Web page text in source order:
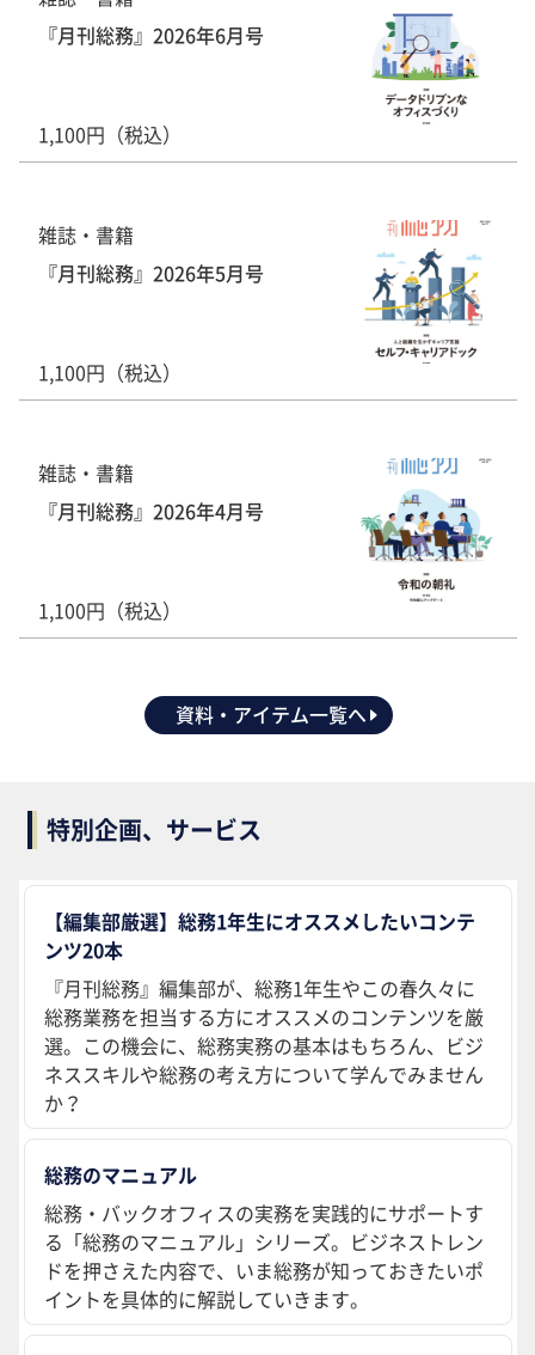
『月刊総務』2026年6月号
1,100円（税込）
雑誌・書籍
『月刊総務』2026年5月号
1,100円（税込）
雑誌・書籍
『月刊総務』2026年4月号
1,100円（税込）
資料・アイテム一覧へ
特別企画、サービス
【編集部厳選】総務1年生にオススメしたいコンテ
ンツ20本
『月刊総務』編集部が、総務1年生やこの春久々に
総務業務を担当する方にオススメのコンテンツを厳
選。この機会に、総務実務の基本はもちろん、ビジ
ネススキルや総務の考え方について学んでみません
か？
総務のマニュアル
総務・バックオフィスの実務を実践的にサポートす
る「総務のマニュアル」シリーズ。ビジネストレン
ドを押さえた内容で、いま総務が知っておきたいポ
イントを具体的に解説していきます。